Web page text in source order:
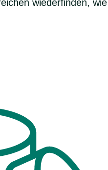
wiederfinden, wie